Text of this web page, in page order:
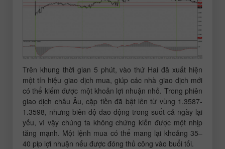
Trên khung thời gian 5 phút, vào thứ Hai đã xuất hiện
một tín hiệu giao dịch mua, giúp các nhà giao dịch mới
có thể kiếm được một khoản lợi nhuận nhỏ. Trong phiên
giao dịch châu Âu, cặp tiền đã bật lên từ vùng 1.3587-
1.3598, nhưng biên độ dao động trong suốt cả ngày lại
yếu, vì vậy chúng ta không chứng kiến được một nhịp
tăng mạnh. Một lệnh mua có thể mang lại khoảng 35–
40 pip lợi nhuận nếu được đóng thủ công vào buổi tối.